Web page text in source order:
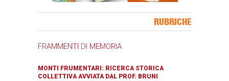
RUBRICHE
FRAMMENTI DI MEMORIA
MONTI FRUMENTARI: RICERCA STORICA
COLLETTIVA AVVIATA DAL PROF. BRUNI